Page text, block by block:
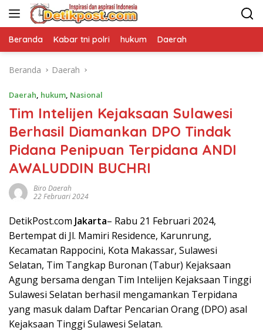
Langsung
Beranda Kabar tni polri hukum Daerah
Beranda Daerah
Daerah, hukum, Nasional
Tim Intelijen Kejaksaan Sulawesi
Berhasil Diamankan DPO Tindak
Pidana Penipuan Terpidana ANDI
AWALUDDIN BUCHRI
Biro Daerah
22 Februari 2024
DetikPost.com Jakarta– Rabu 21 Februari 2024,
Bertempat di Jl. Mamiri Residence, Karunrung,
Kecamatan Rappocini, Kota Makassar, Sulawesi
Selatan, Tim Tangkap Buronan (Tabur) Kejaksaan
Agung bersama dengan Tim Intelijen Kejaksaan Tinggi
Sulawesi Selatan berhasil mengamankan Terpidana
yang masuk dalam Daftar Pencarian Orang (DPO) asal
Kejaksaan Tinggi Sulawesi Selatan.